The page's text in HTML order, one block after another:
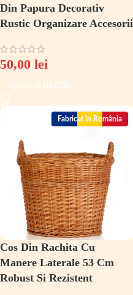
Din Papura Decorativ
Rustic Organizare Accesorii
50,00 lei
ADAUGĂ ÎN COȘ
Fabricat în România
Cos Din Rachita Cu
Manere Laterale 53 Cm
Robust Si Rezistent